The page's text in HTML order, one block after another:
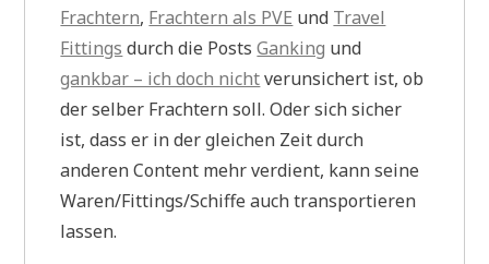
Frachtern, Frachtern als PVE und Travel
Fittings durch die PostsGanking und
gankbar – ich doch nichtverunsichert ist, ob
der selber Frachtern soll. Oder sich sicher
ist, dass er in der gleichen Zeit durch
anderen Content mehr verdient, kann seine
Waren/Fittings/Schiffe auch transportieren
lassen.